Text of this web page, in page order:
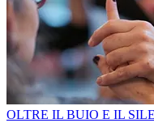
OLTRE IL BUIO E IL